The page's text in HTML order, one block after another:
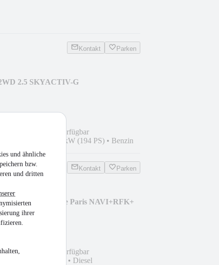
und ähnliche
bzw.
und dritten
ihrer
Kontakt Parken
2.5 SKYACTIV-G
ab Bestellung verfügbar
143 kW (194 PS) • Benzin
Kontakt Parken
dCi 200 Initiale Paris NAVI+RFK+
ab Bestellung verfügbar
• Diesel